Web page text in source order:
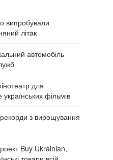
випробували
літак
автомобіль
для
фільмів
рекорди з вирощування
Buy Ukrainian,